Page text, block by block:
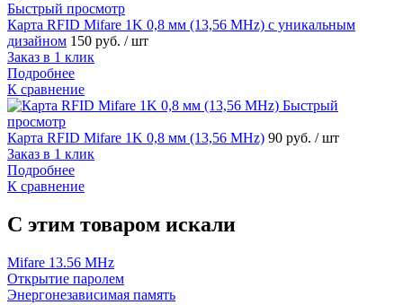
Быстрый просмотр
Карта RFID Mifare 1K 0,8 мм (13,56 MHz) с уникальным
дизайном 150 руб. / шт
Заказ в 1 клик
Подробнее
К сравнение
Быстрый
просмотр
Карта RFID Mifare 1K 0,8 мм (13,56 MHz) 90 руб. / шт
Заказ в 1 клик
Подробнее
К сравнение
C этим товаром искали
Mifare 13.56 MHz
Открытие паролем
Энергонезависимая память